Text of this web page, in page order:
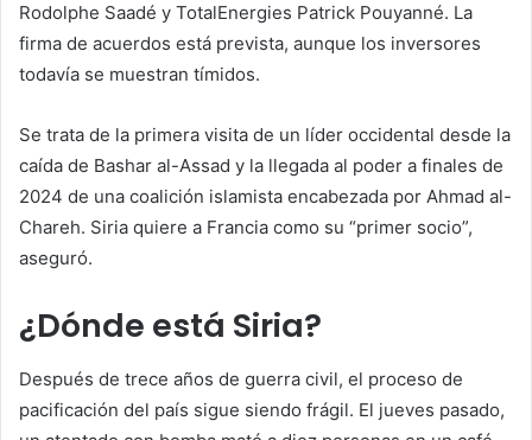
Rodolphe Saadé y TotalEnergies Patrick Pouyanné. La
firma de acuerdos está prevista, aunque los inversores
todavía se muestran tímidos.
Se trata de la primera visita de un líder occidental desde la
caída de Bashar al-Assad y la llegada al poder a finales de
2024 de una coalición islamista encabezada por Ahmad al-
Chareh. Siria quiere a Francia como su “primer socio”,
aseguró.
¿Dónde está Siria?
Después de trece años de guerra civil, el proceso de
pacificación del país sigue siendo frágil. El jueves pasado,